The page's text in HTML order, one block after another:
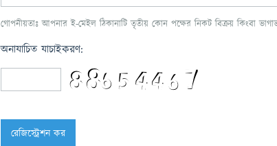
গোপনীয়তাঃ আপনার ই-মেইল ঠিকানাটি তৃতীয় কোন পক্ষের নিকট বিক্রয় কিংবা
অনাযাচিত যাচাইকরণ: